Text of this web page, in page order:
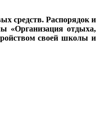
средств. Распорядок и
«Организация отдыха,
своей школы и